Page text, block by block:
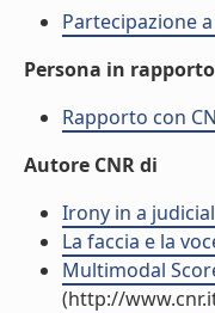
Partecipazione
Persona in rapporto
Rapporto con
Autore CNR di
Irony in a
La faccia e la
Multimodal
(http://